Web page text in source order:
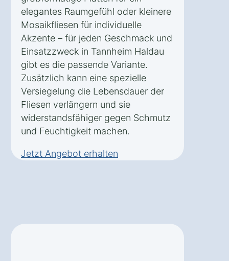
elegantes Raumgefühl oder kleinere
Mosaikfliesen für individuelle
Akzente – für jeden Geschmack und
Einsatzzweck in Tannheim Haldau
gibt es die passende Variante.
Zusätzlich kann eine spezielle
Versiegelung die Lebensdauer der
Fliesen verlängern und sie
widerstandsfähiger gegen Schmutz
und Feuchtigkeit machen.
Jetzt Angebot erhalten